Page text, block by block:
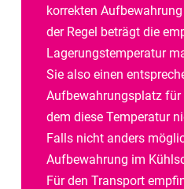
korrekten
der Regel beträgt die
Lagerungstemperatur
Sie also einen
Aufbewahrungsplatz für
dem diese Temperatur
Falls nicht anders
Aufbewahrung im
Für den Transport